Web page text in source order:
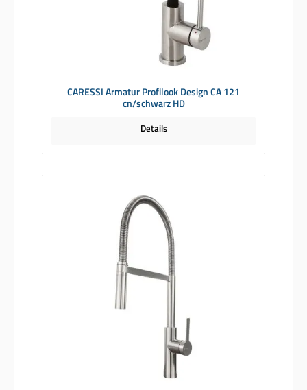
CARESSI Armatur Profilook Design CA 121
cn/schwarz HD
Details